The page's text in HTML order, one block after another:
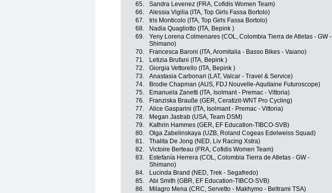
65.
Sandra Levenez (FRA, Cofidis Women Team)
66.
Alessia Vigilia (ITA, Top Girls Fassa Bortolo)
67.
Iris Monticolo (ITA, Top Girls Fassa Bortolo)
68.
Nadia Quagliotto (ITA, Bepink )
69.
Yeny Lorena Colmenares (COL, Colombia Tierra de Atletas - GW -
Shimano)
70. Francesca Baroni (ITA, Aromitalia - Basso Bikes - Vaiano)
71.
Letizia Brufani (ITA, Bepink )
72.
Giorgia Vettorello (ITA, Bepink )
73.
Anastasia Carbonari (LAT, Valcar - Travel & Service)
74.
Brodie Chapman (AUS, FDJ Nouvelle-Aquitaine Futuroscope)
75.
Emanuela Zanetti (ITA, Isolmant - Premac - Vittoria)
76.
Franziska Brauße (GER, Ceratizit-WNT Pro Cycling)
77.
Alice Gasparini (ITA, Isolmant - Premac - Vittoria)
78.
Megan Jastrab (USA, Team DSM)
79.
Kathrin Hammes (GER, EF Education-TIBCO-SVB)
80.
Olga Zabelinskaya (UZB, Roland Cogeas Edelweiss Squad)
81.
Thalita De Jong (NED, Liv Racing Xstra)
82.
Victoire Berteau (FRA, Cofidis Women Team)
83.
Estefanía Herrera (COL, Colombia Tierra de Atletas - GW -
Shimano)
84. Lucinda Brand (NED, Trek - Segafredo)
85.
Abi Smith (GBR, EF Education-TIBCO-SVB)
86.
Milagro Mena (CRC, Servetto - Makhymo - Beltrami TSA)